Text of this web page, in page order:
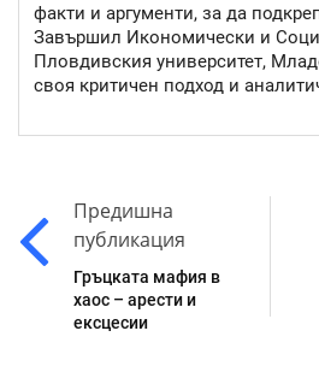
факти и аргументи, за да
Завършил Икономически и
Пловдивския университет,
своя критичен подход и
Предишна
публикация
Гръцката мафия в
хаос – арести и
ексцесии